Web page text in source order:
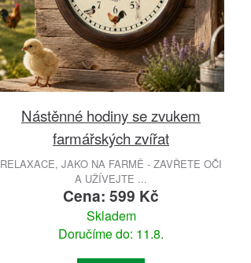
Nástěnné hodiny se zvukem
farmářských zvířat
RELAXACE, JAKO NA FARMĚ - ZAVŘETE OČI
A UŽÍVEJTE ...
Cena: 599 Kč
Skladem
Doručíme do: 11.8.